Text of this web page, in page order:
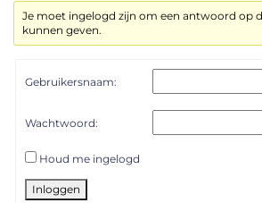
Je moet ingelogd zijn om een antwoord op
kunnen geven.
Gebruikersnaam:
Wachtwoord:
Houd me ingelogd
Inloggen